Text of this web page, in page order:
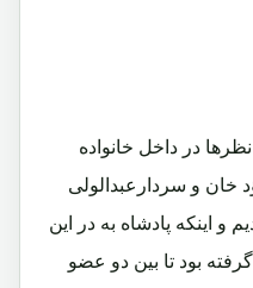
در داخل خانواده
و سردارعبدالولی
و اینکه پادشاه به در این
بود تا بین دو عضو